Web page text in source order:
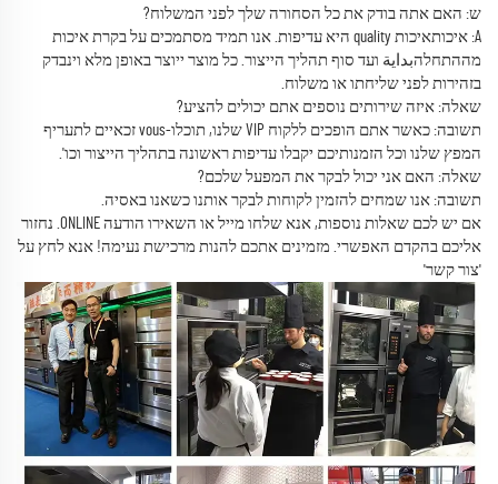
ש: האם אתה בודק את כל הסחורה שלך לפני המשלוח?
A: איכותאיכות quality היא עדיפות. אנו תמיד מסתמכים על בקרת איכות
מההתחלהبداية ועד סוף תהליך הייצור. כל מוצר ייוצר באופן מלא וינבדק
בזהירות לפני שליחתו או משלוח.
שאלה: איזה שירותים נוספים אתם יכולים להציע?
תשובה: כאשר אתם הופכים ללקוח VIP שלנו, תוכלו-vous זכאיים לתעריף
המפץ שלנו וכל הזמנותיכם יקבלו עדיפות ראשונה בתהליך הייצור וכו'.
שאלה: האם אני יכול לבקר את המפעל שלכם?
תשובה: אנו שמחים להזמין לקוחות לבקר אותנו כשאנו באסיה.
אם יש לכם שאלות נוספות, אנא שלחו מייל או השאירו הודעה ONLINE. נחזור
אליכם בהקדם האפשרי. מזמינים אתכם להנות מרכישת נעימה! אנא לחץ על
'צור קשר'